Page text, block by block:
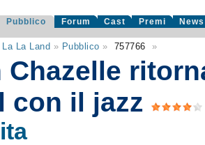
Pubblico Forum Cast Premi News
La La Land » Pubblico » 757766 »
Chazelle
con il jazz